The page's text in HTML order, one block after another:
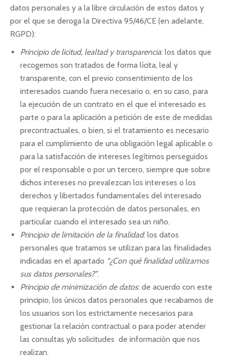
datos personales y a la libre circulación de estos datos y
por el que se deroga la Directiva 95/46/CE (en adelante,
RGPD):
Principio de licitud, lealtad y transparencia: los datos que
recogemos son tratados de forma lícita, leal y
transparente, con el previo consentimiento de los
interesados cuando fuera necesario o, en su caso, para
la ejecución de un contrato en el que el interesado es
parte o para la aplicación a petición de este de medidas
precontractuales, o bien, si el tratamiento es necesario
para el cumplimiento de una obligación legal aplicable o
para la satisfacción de intereses legítimos perseguidos
por el responsable o por un tercero, siempre que sobre
dichos intereses no prevalezcan los intereses o los
derechos y libertados fundamentales del interesado
que requieran la protección de datos personales, en
particular cuando el interesado sea un niño.
Principio de limitación de la finalidad: los datos
personales que tratamos se utilizan para las finalidades
indicadas en el apartado “¿Con qué finalidad utilizamos
sus datos personales?”.
Principio de minimización de datos: de acuerdo con este
principio, los únicos datos personales que recabamos de
los usuarios son los estrictamente necesarios para
gestionar la relación contractual o para poder atender
las consultas y/o solicitudes de información que nos
realizan.